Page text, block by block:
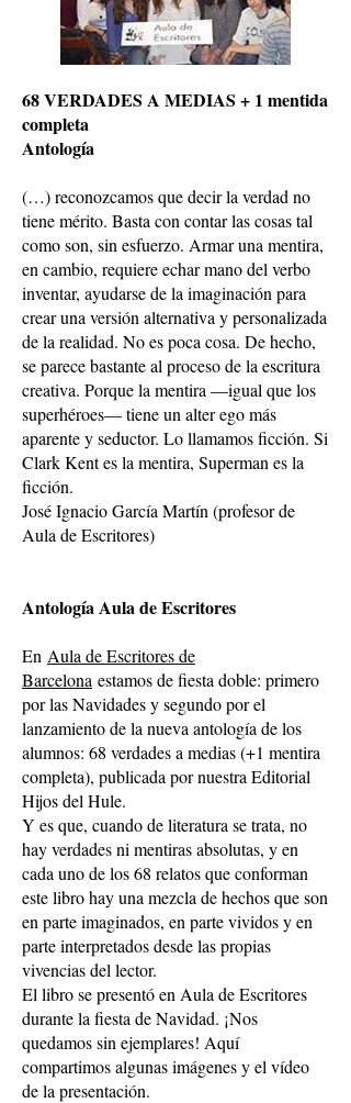
68 VERDADES A MEDIAS + 1 mentida
completa
Antología
(…) reconozcamos que decir la verdad no
tiene mérito. Basta con contar las cosas tal
como son, sin esfuerzo. Armar una mentira,
en cambio, requiere echar mano del verbo
inventar, ayudarse de la imaginación para
crear una versión alternativa y personalizada
de la realidad. No es poca cosa. De hecho,
se parece bastante al proceso de la escritura
creativa. Porque la mentira —igual que los
superhéroes— tiene un alter ego más
aparente y seductor. Lo llamamos ficción. Si
Clark Kent es la mentira, Superman es la
ficción.
José Ignacio García Martín (profesor de
Aula de Escritores)
Antología Aula de Escritores
En Aula de Escritores de
Barcelona estamos de fiesta doble: primero
por las Navidades y segundo por el
lanzamiento de la nueva antología de los
alumnos: 68 verdades a medias (+1 mentira
completa), publicada por nuestra Editorial
Hijos del Hule.
Y es que, cuando de literatura se trata, no
hay verdades ni mentiras absolutas, y en
cada uno de los 68 relatos que conforman
este libro hay una mezcla de hechos que son
en parte imaginados, en parte vividos y en
parte interpretados desde las propias
vivencias del lector.
El libro se presentó en Aula de Escritores
durante la fiesta de Navidad. ¡Nos
quedamos sin ejemplares! Aquí
compartimos algunas imágenes y el vídeo
de la presentación.